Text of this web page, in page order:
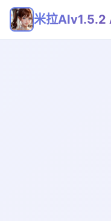
米拉AIv1.5.2